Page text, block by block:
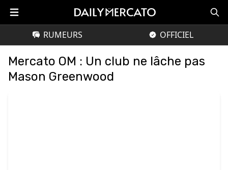
RUMEURS OFFICIEL
Mercato OM : Un club ne lâche pas
Mason Greenwood